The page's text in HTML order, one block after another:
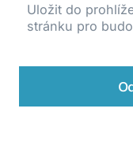
Uložit do
stránku pro